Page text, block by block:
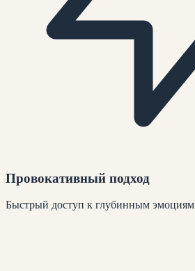
Провокативный подход
Быстрый доступ к глубинным эмоциям